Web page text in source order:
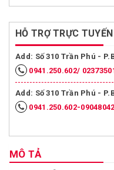
HỖ TRỢ TRỰC TUYẾN
Add: Số 310 Trần Phú -
0941.250.602/
Add: Số 310 Trần Phú -
0941.250.602-
MÔ TẢ